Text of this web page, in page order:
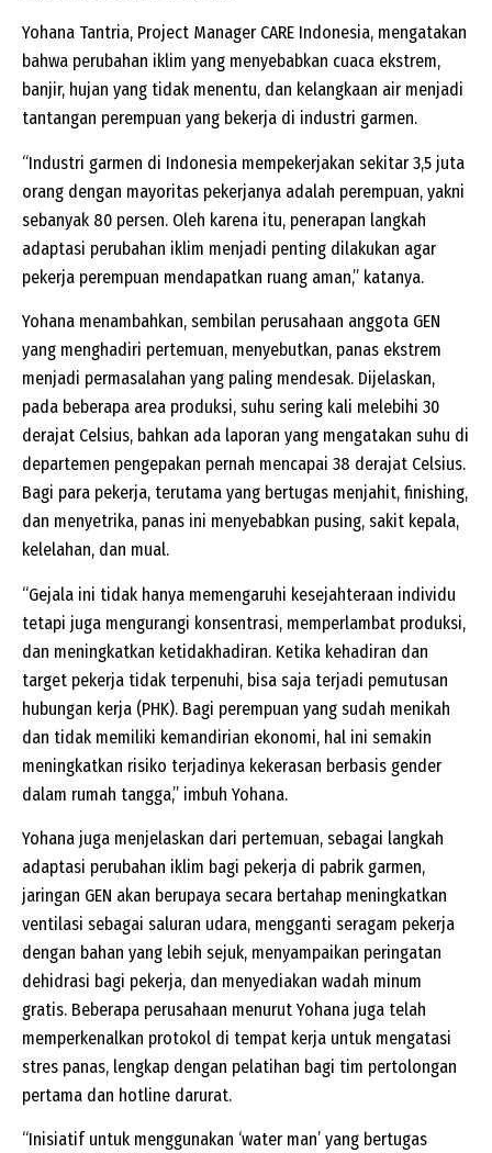
Yohana Tantria, Project Manager CARE Indonesia, mengatakan
bahwa perubahan iklim yang menyebabkan cuaca ekstrem,
banjir, hujan yang tidak menentu, dan kelangkaan air menjadi
tantangan perempuan yang bekerja di industri garmen.
“Industri garmen di Indonesia mempekerjakan sekitar 3,5 juta
orang dengan mayoritas pekerjanya adalah perempuan, yakni
sebanyak 80 persen. Oleh karena itu, penerapan langkah
adaptasi perubahan iklim menjadi penting dilakukan agar
pekerja perempuan mendapatkan ruang aman,” katanya.
Yohana menambahkan, sembilan perusahaan anggota GEN
yang menghadiri pertemuan, menyebutkan, panas ekstrem
menjadi permasalahan yang paling mendesak. Dijelaskan,
pada beberapa area produksi, suhu sering kali melebihi 30
derajat Celsius, bahkan ada laporan yang mengatakan suhu di
departemen pengepakan pernah mencapai 38 derajat Celsius.
Bagi para pekerja, terutama yang bertugas menjahit, finishing,
dan menyetrika, panas ini menyebabkan pusing, sakit kepala,
kelelahan, dan mual.
“Gejala ini tidak hanya memengaruhi kesejahteraan individu
tetapi juga mengurangi konsentrasi, memperlambat produksi,
dan meningkatkan ketidakhadiran. Ketika kehadiran dan
target pekerja tidak terpenuhi, bisa saja terjadi pemutusan
hubungan kerja (PHK). Bagi perempuan yang sudah menikah
dan tidak memiliki kemandirian ekonomi, hal ini semakin
meningkatkan risiko terjadinya kekerasan berbasis gender
dalam rumah tangga,” imbuh Yohana.
Yohana juga menjelaskan dari pertemuan, sebagai langkah
adaptasi perubahan iklim bagi pekerja di pabrik garmen,
jaringan GEN akan berupaya secara bertahap meningkatkan
ventilasi sebagai saluran udara, mengganti seragam pekerja
dengan bahan yang lebih sejuk, menyampaikan peringatan
dehidrasi bagi pekerja, dan menyediakan wadah minum
gratis. Beberapa perusahaan menurut Yohana juga telah
memperkenalkan protokol di tempat kerja untuk mengatasi
stres panas, lengkap dengan pelatihan bagi tim pertolongan
pertama dan hotline darurat.
“Inisiatif untuk menggunakan ‘water man’ yang bertugas